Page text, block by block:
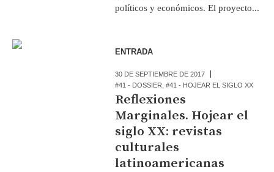
políticos y económicos. El proyecto...
ENTRADA
30 DE SEPTIEMBRE DE 2017
#41 - DOSSIER ,#41 - HOJEAR EL SIGLO XX
Reflexiones
Marginales. Hojear el
siglo XX: revistas
culturales
latinoamericanas